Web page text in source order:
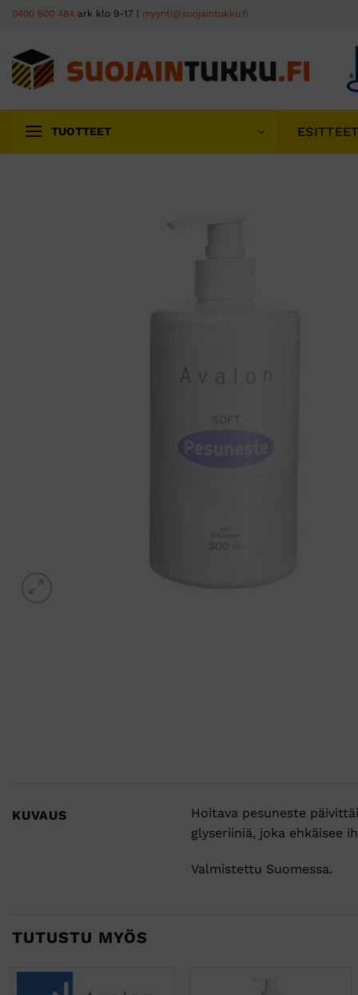
Skip
content
0400 600 484 ark klo 9-17 | myynti@suojaintukku.fi
TUOTTEET ESITTEET
KUVAUS
Hoitava pesuneste
glyseriiniä, joka ehkäisee
Valmistettu Suomessa.
TUTUSTU MYÖS